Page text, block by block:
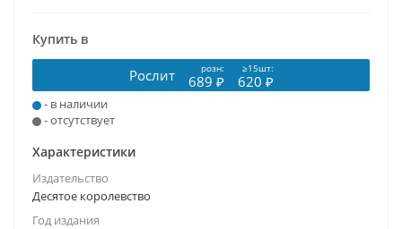
Купить в
Рослит розн: ≥15шт:
689 ₽ 620 ₽
- в наличии
- отсутствует
Характеристики
Издательство
Десятое королевство
Год издания